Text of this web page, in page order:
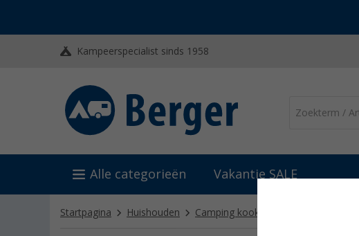
Kampeerspecialist sinds 1958
Alle categorieën Vakantie SALE
Startpagina Huishouden Camping kooktoestellen